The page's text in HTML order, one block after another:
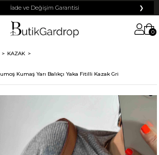
İade ve Değişim Garantisi ❯
0
KAZAK
Kumaş Yarı Balıkçı Yaka Fitilli Kazak Gri